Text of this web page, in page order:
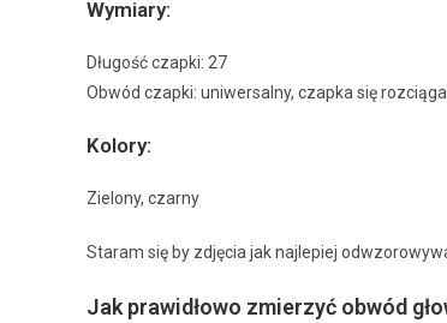
Wymiary:
Długość czapki: 27
Obwód czapki: uniwersalny, czapka się
Kolory:
Zielony, czarny
Staram się by zdjęcia jak najlepiej
Jak prawidłowo zmierzyć obwód